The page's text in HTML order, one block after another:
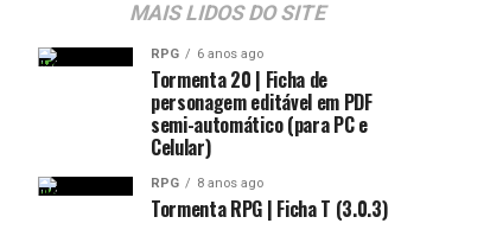
MAIS LIDOS DO SITE
RPG 6 anos ago
Tormenta 20 | Ficha de
personagem editável em PDF
semi-automático (para PC e
Celular)
RPG 8 anos ago
Tormenta RPG | Ficha T (3.0.3)